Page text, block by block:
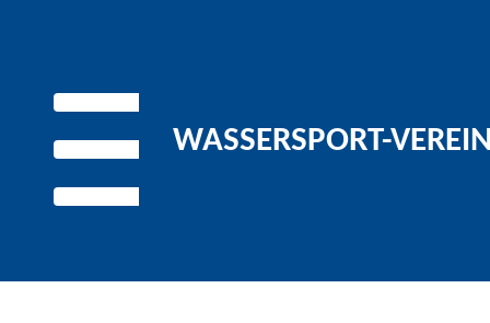
WASSERSPORT-